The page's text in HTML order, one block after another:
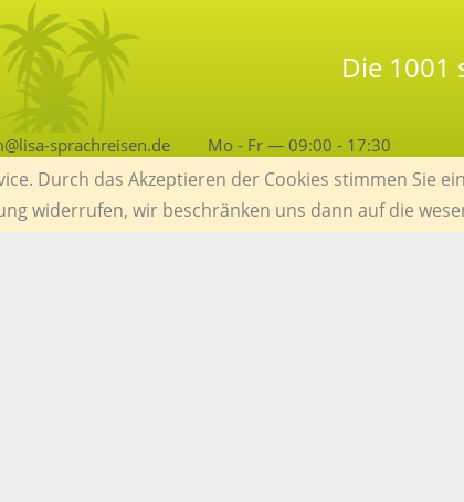
Die 1001
sprachreisen.de Mo - Fr — 09:00 - 17:30
Durch das Akzeptieren der Cookies stimmen Sie
widerrufen, wir beschränken uns dann auf die